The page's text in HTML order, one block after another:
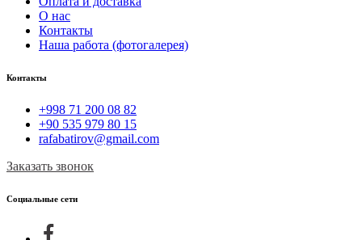
О нас
Контакты
Наша работа (фотогалерея)
Контакты
+998 71 200 08 82
+90 535 979 80 15
rafabatirov@gmail.com
Заказать звонок
Социальные сети